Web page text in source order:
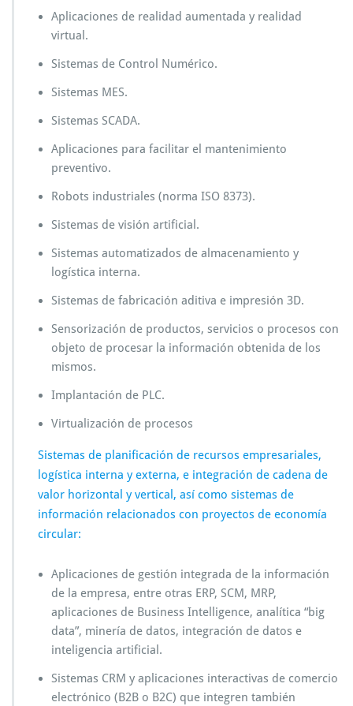
Aplicaciones de realidad aumentada y realidad
virtual.
Sistemas de Control Numérico.
Sistemas MES.
Sistemas SCADA.
Aplicaciones para facilitar el mantenimiento
preventivo.
Robots industriales (norma ISO 8373).
Sistemas de visión artificial.
Sistemas automatizados de almacenamiento y
logística interna.
Sistemas de fabricación aditiva e impresión 3D.
Sensorización de productos, servicios o procesos con
objeto de procesar la información obtenida de los
mismos.
Implantación de PLC.
Virtualización de procesos
Sistemas de planificación de recursos empresariales,
logística interna y externa, e integración de cadena de
valor horizontal y vertical, así como sistemas de
información relacionados con proyectos de economía
circular:
Aplicaciones de gestión integrada de la información
de la empresa, entre otras ERP, SCM, MRP,
aplicaciones de Business Intelligence, analítica “big
data”, minería de datos, integración de datos e
inteligencia artificial.
Sistemas CRM y aplicaciones interactivas de comercio
electrónico (B2B o B2C) que integren también